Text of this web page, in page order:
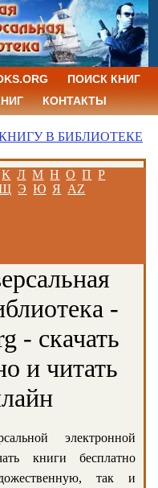
ПОИСК КНИГ
КОНТАКТЫ
В БИБЛИОТЕКЕ
К Л М Н О П Р
Э Ю Я AZ
-
- скачать
и читать
электронной
книги бесплатно
так и